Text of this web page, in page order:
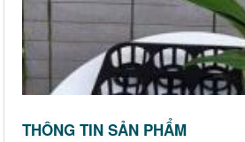
THÔNG TIN SẢN PHẨM